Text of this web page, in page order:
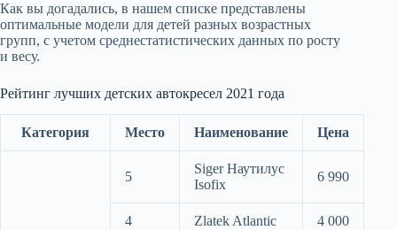
Как вы догадались, в нашем списке представлены
оптимальные модели для детей разных возрастных
групп, с учетом среднестатистических данных по росту
и весу.
Рейтинг лучших детских автокресел 2021 года
Категория Место Наименование Цена
5
Siger Наутилус
Isofix
6 990
4 Zlatek Atlantic 4 000